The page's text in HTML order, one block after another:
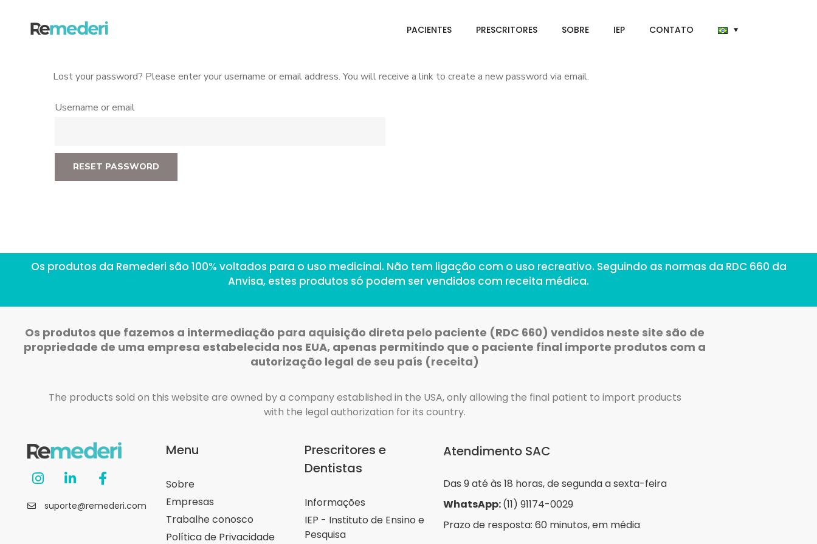
PACIENTES PRESCRITORES SOBRE IEP CONTATO
Lost your password? Please enter your username or email address. You will receive a link to create a new password via email.
Username or email
RESET PASSWORD
Os produtos da Remederi são 100% voltados para o uso medicinal. Não tem ligação com o uso recreativo. Seguindo as normas da RDC 660 da
Anvisa, estes produtos só podem ser vendidos com receita médica.
Os produtos que fazemos a intermediação para aquisição direta pelo paciente (RDC 660) vendidos neste site são de
propriedade de uma empresa estabelecida nos EUA, apenas permitindo que o paciente final importe produtos com a
autorização legal de seu país (receita)
The products sold on this website are owned by a company established in the USA, only allowing the final patient to import products
with the legal authorization for its country.
suporte@remederi.com
Menu
Sobre
Empresas
Trabalhe conosco
Política de Privacidade
Prescritores e
Dentistas
Informações
IEP - Instituto de Ensino e
Pesquisa
Atendimento SAC
Das 9 até às 18 horas, de segunda a sexta-feira
WhatsApp:(11) 91174-0029
Prazo de resposta: 60 minutos, em média